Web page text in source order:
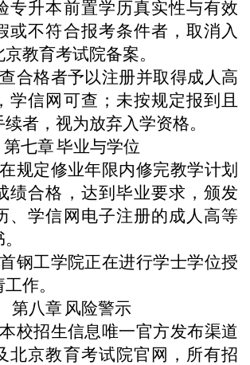
专升本前置学历真实性与有效
或不符合报考条件者，取消入
教育考试院备案。
合格者予以注册并取得成人高
学信网可查；未按规定报到且
者，视为放弃入学资格。
第七章毕业与学位
在规定修业年限内修完教学计划
绩合格，达到毕业要求，颁发
、学信网电子注册的成人高等
首钢工学院正在进行学士学位授
作。
第八章 风险警示
本校招生信息唯一官方发布渠道
北京教育考试院官网，所有招